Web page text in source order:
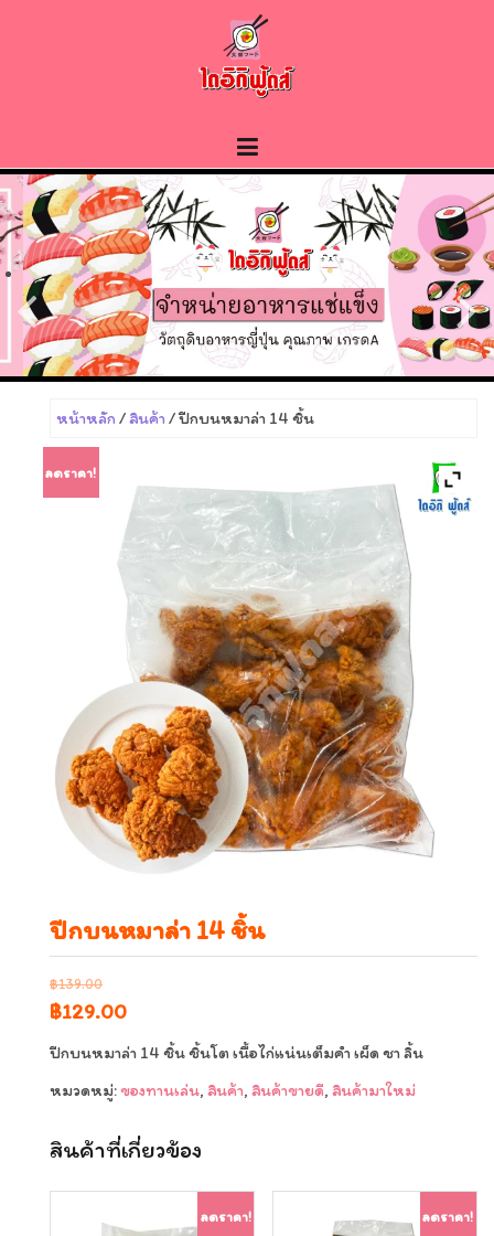
หน้าหลัก /สินค้า / ปีกบนหมาล่า 14 ชิ้น
ลดราคา!
ปีกบนหมาล่า 14 ชิ้น
฿139.00
Original
price
฿139.00.
฿129.00Current
price
ปีกบนหมาล่า 14 ชิ้น ชิ้นโต เนื้อไก่แน่นเต็มคำ เผ็ด ชา ลิ้น
หมวดหมู่:ของทานเล่น, สินค้า, สินค้าขายดี, สินค้ามาใหม่
สินค้าที่เกี่ยวข้อง
ลดราคา! ลดราคา!